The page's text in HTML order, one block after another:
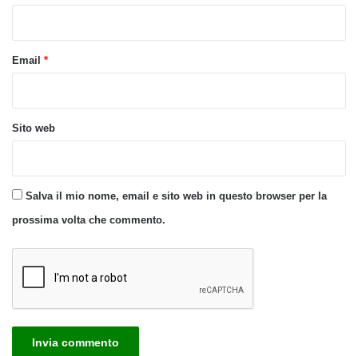
Email *
Sito web
Salva il mio nome, email e sito web in questo browser per la
prossima volta che commento.